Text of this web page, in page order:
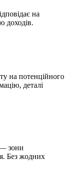
на
доходів.
на потенційного
деталі
— зони
Без жодних